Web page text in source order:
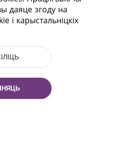
116
220114
Факс: (+375 17)
даяце згоду на
і карыстальніцкіх